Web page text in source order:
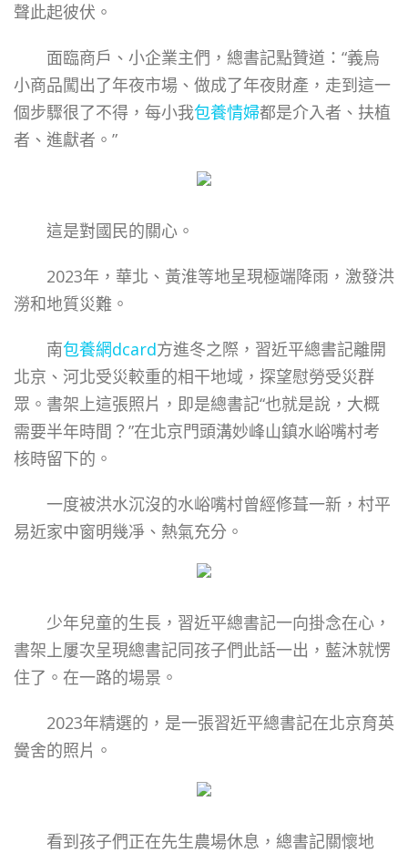
聲此起彼伏。
面臨商戶、小企業主們，總書記點贊道：“義烏
小商品闖出了年夜市場、做成了年夜財產，走到這一
個步驟很了不得，每小我包養情婦都是介入者、扶植
者、進獻者。”
這是對國民的關心。
2023年，華北、黃淮等地呈現極端降雨，激發洪
澇和地質災難。
南包養網dcard方進冬之際，習近平總書記離開
北京、河北受災較重的相干地域，探望慰勞受災群
眾。書架上這張照片，即是總書記“也就是說，大概
需要半年時間？”在北京門頭溝妙峰山鎮水峪嘴村考
核時留下的。
一度被洪水沉沒的水峪嘴村曾經修葺一新，村平
易近家中窗明幾凈、熱氣充分。
少年兒童的生長，習近平總書記一向掛念在心，
書架上屢次呈現總書記同孩子們此話一出，藍沐就愣
住了。在一路的場景。
2023年精選的，是一張習近平總書記在北京育英
黌舍的照片。
看到孩子們正在先生農場休息，總書記關懷地